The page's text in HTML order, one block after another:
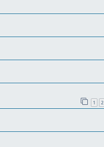
1 2